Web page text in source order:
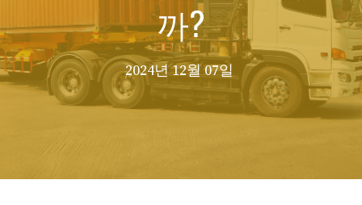
까?
2024년 12월 07일